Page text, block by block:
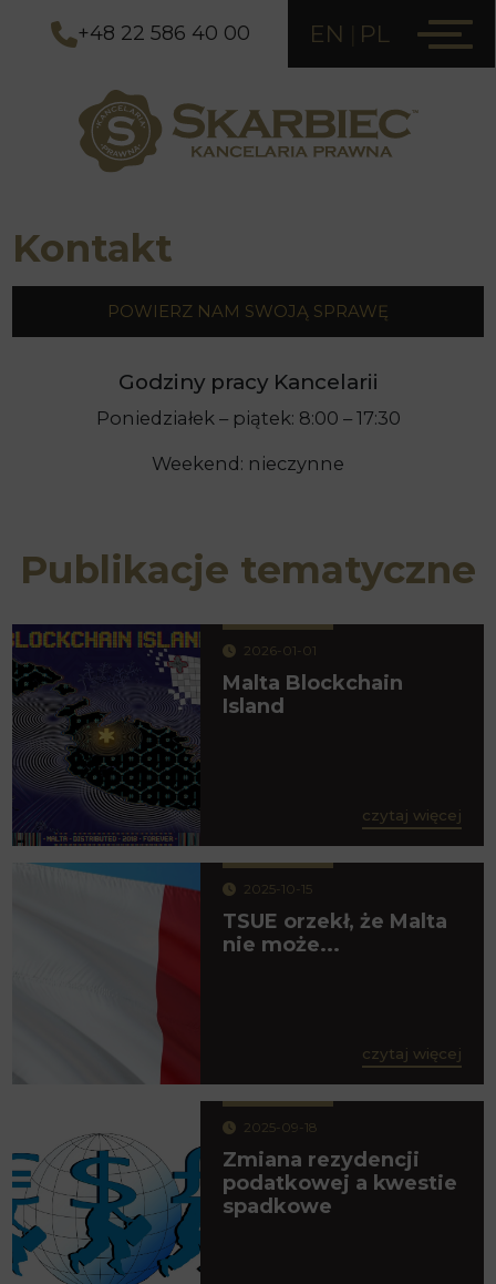
+48 22 586 40 00 EN PL
Kontakt
POWIERZ NAM SWOJĄ SPRAWĘ
Godziny pracy Kancelarii
Poniedziałek – piątek: 8:00 – 17:30
Weekend: nieczynne
Publikacje tematyczne
2026-01-01
Malta Blockchain
Island
czytaj więcej
2025-10-15
TSUE orzekł, że Malta
nie może...
czytaj więcej
2025-09-18
Zmiana rezydencji
podatkowej a kwestie
spadkowe